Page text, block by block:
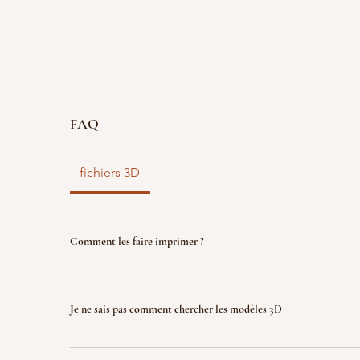
FAQ
fichiers 3D
Comment les faire imprimer ?
vous disposez d'un fichier 3D ? faites le nous
garantir la propriété intellectuelle.
Je ne sais pas comment chercher les modèles 3D
Indiquez nous ce que vous recherchez (jeux,